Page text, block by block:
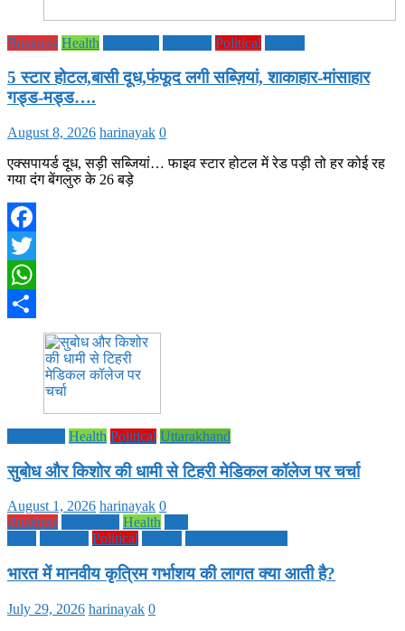
Business Health Political
5 स्टार होटल,बासी दूध,फंफूद लगी सब्ज़ियां, शाकाहार-मांसाहार
गड्ड-मड्ड….
August 8, 2026 harinayak 0
एक्सपायर्ड दूध, सड़ी सब्जियां… फाइव स्टार होटल में रेड पड़ी तो हर कोई रह
गया दंग बेंगलुरु के 26 बड़े
Facebook
Twitter
WhatsApp
Health Political Uttarakhand
सुबोध और किशोर की धामी से टिहरी मेडिकल कॉलेज पर चर्चा
August 1, 2026 harinayak 0
Business
Health
Political
भारत में मानवीय कृत्रिम गर्भाशय की लागत क्या आती है?
July 29, 2026 harinayak 0